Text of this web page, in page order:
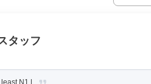
タッフ
N1 l...